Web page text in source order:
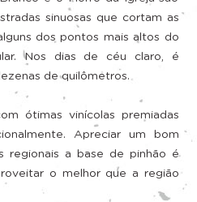
sinuosas que cortam as
dos pontos mais altos do
Nos dias de céu claro, é
de quilômetros.
ótimas vinícolas premiadas
Apreciar um bom
regionais a base de pinhão é
o melhor que a região